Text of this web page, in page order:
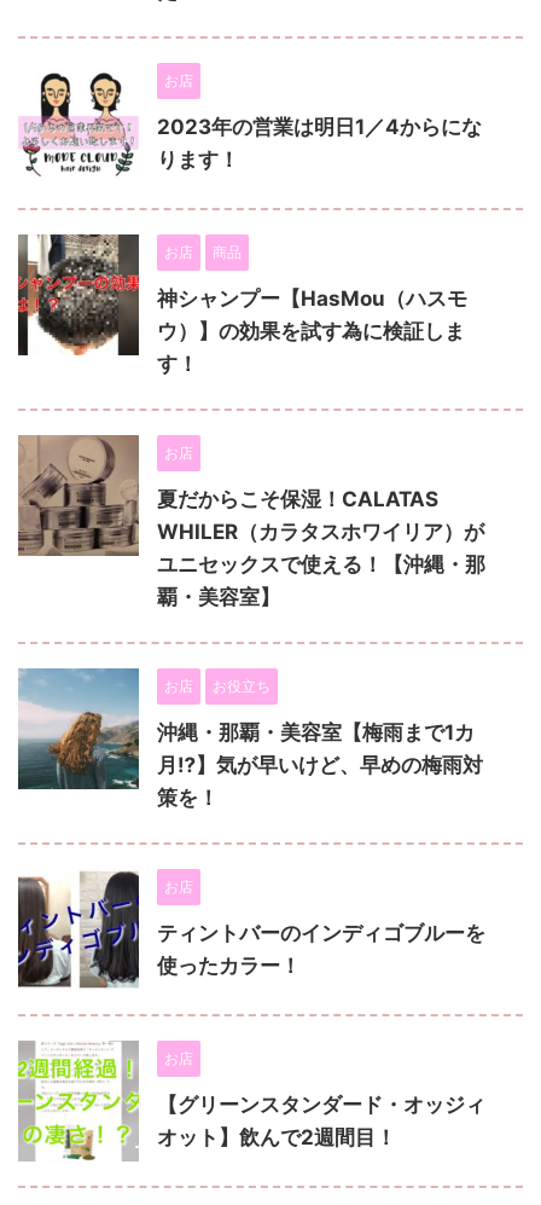
お店
2023年の営業は明日1／4からにな
ります！
お店 商品
神シャンプー【HasMou（ハスモ
ウ）】の効果を試す為に検証しま
す！
お店
夏だからこそ保湿！CALATAS
WHILER（カラタスホワイリア）が
ユニセックスで使える！【沖縄・那
覇・美容室】
お店 お役立ち
沖縄・那覇・美容室【梅雨まで1カ
月⁉︎】気が早いけど、早めの梅雨対
策を！
お店
ティントバーのインディゴブルーを
使ったカラー！
お店
【グリーンスタンダード・オッジィ
オット】飲んで2週間目！